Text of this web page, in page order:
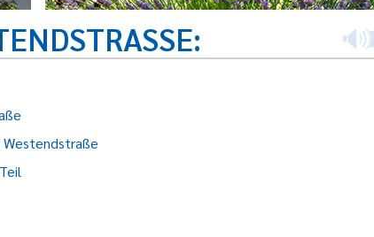
Westendstraße